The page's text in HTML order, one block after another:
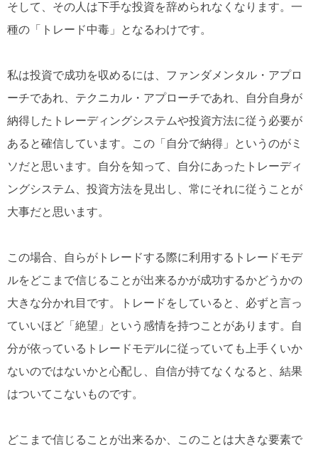
そして、その人は下手な投資を辞められなくなります。一
種の「トレード中毒」となるわけです。
私は投資で成功を収めるには、ファンダメンタル・アプロ
ーチであれ、テクニカル・アプローチであれ、自分自身が
納得したトレーディングシステムや投資方法に従う必要が
あると確信しています。この「自分で納得」というのがミ
ソだと思います。自分を知って、自分にあったトレーディ
ングシステム、投資方法を見出し、常にそれに従うことが
大事だと思います。
この場合、自らがトレードする際に利用するトレードモデ
ルをどこまで信じることが出来るかが成功するかどうかの
大きな分かれ目です。トレードをしていると、必ずと言っ
ていいほど「絶望」という感情を持つことがあります。自
分が依っているトレードモデルに従っていても上手くいか
ないのではないかと心配し、自信が持てなくなると、結果
はついてこないものです。
どこまで信じることが出来るか、このことは大きな要素で